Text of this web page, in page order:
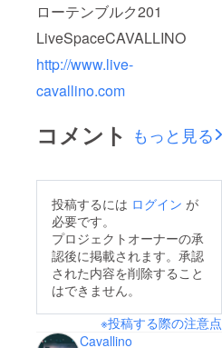
ローテンブルク201
LiveSpaceCAVALLINO
http://www.live-
cavallino.com
コメント もっと見る
投稿するには ログイン が
必要です。
プロジェクトオーナーの承
認後に掲載されます。承認
された内容を削除すること
はできません。
※投稿する際の注意点
Cavallino